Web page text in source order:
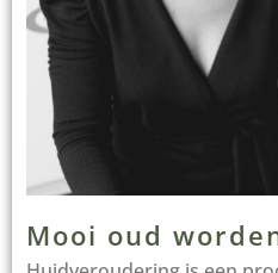
Mooi oud